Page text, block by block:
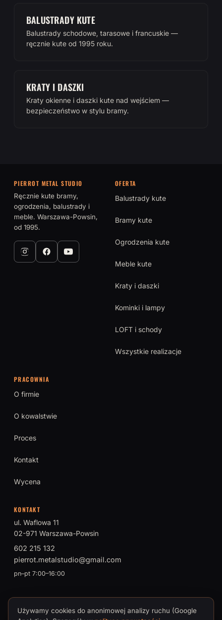
BALUSTRADY KUTE
Balustrady schodowe, tarasowe i francuskie —
ręcznie kute od 1995 roku.
KRATY I DASZKI
Kraty okienne i daszki kute nad wejściem —
bezpieczeństwo w stylu bramy.
PIERROT METAL STUDIO
Ręcznie kute bramy,
ogrodzenia, balustrady i
meble. Warszawa-Powsin,
od 1995.
OFERTA
Balustrady kute
Bramy kute
Ogrodzenia kute
Meble kute
Kraty i daszki
Kominki i lampy
LOFT i schody
Wszystkie realizacje
PRACOWNIA
O firmie
O kowalstwie
Proces
Kontakt
Wycena
KONTAKT
ul. Waflowa 11
02-971 Warszawa-Powsin
602 215 132
pierrot.metalstudio@gmail.com
pn–pt 7:00–16:00
© 2026 PIERROT Metal Studio · Tomasz Brokman, Mistrz Sztuki
Używamy cookies do anonimowej analizy ruchu (Google